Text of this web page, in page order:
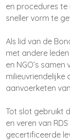
en procedures te
sneller vorm te
Als lid van de
met andere
en NGO’s
aanvoerketen
Tot slot gebruikt
en veren van
gecertificeerde